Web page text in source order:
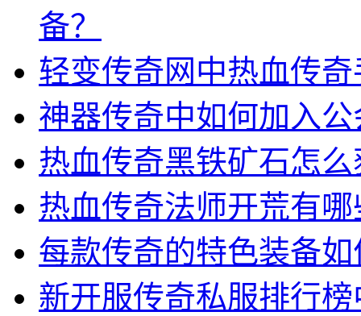
备？
轻变传奇网中热血传
神器传奇中如何加入公
热血传奇黑铁矿石怎
热血传奇法师开荒有
每款传奇的特色装备
新开服传奇私服排行